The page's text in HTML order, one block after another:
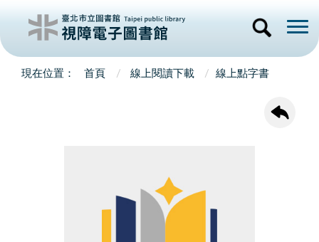
首頁 線上閱讀下載 線上點字書